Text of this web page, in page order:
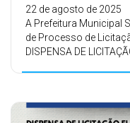
22 de agosto de 2025
A Prefeitura Municipal
de Processo de
DISPENSA DE